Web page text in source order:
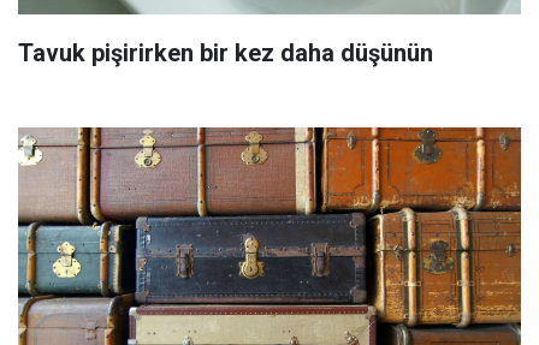
Tavuk pişirirken bir kez daha düşünün